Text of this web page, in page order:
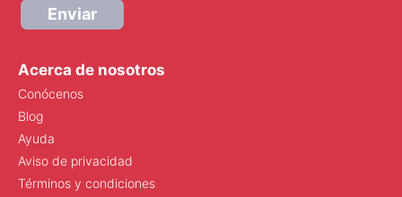
Enviar
Acerca de nosotros
Conócenos
Blog
Ayuda
Aviso de privacidad
Términos y condiciones